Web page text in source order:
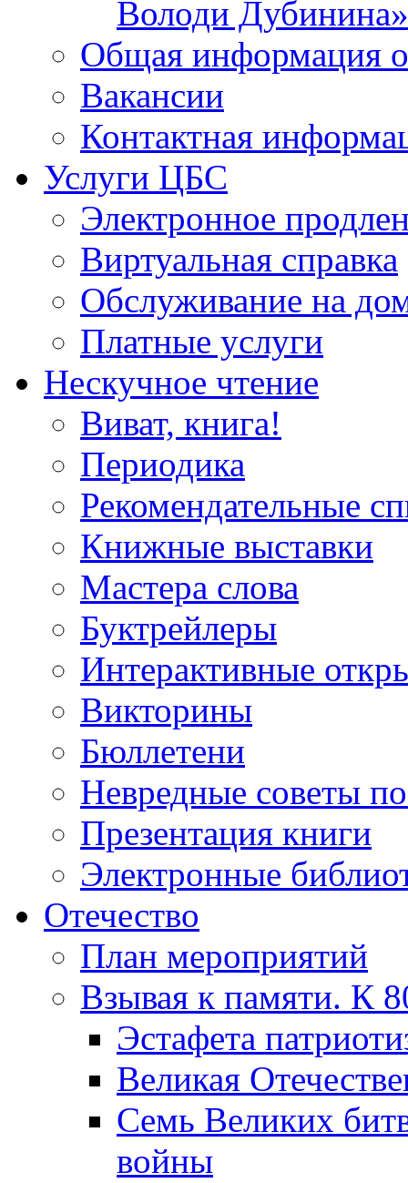
Володи Дубинина»
Общая информация
Вакансии
Контактная
Услуги ЦБС
Электронное
Виртуальная справка
Обслуживание на
Платные услуги
Нескучное чтение
Виват, книга!
Периодика
Рекомендательные
Книжные выставки
Мастера слова
Буктрейлеры
Интерактивные
Викторины
Бюллетени
Невредные советы
Презентация книги
Электронные
Отечество
План мероприятий
Взывая к памяти. К
Эcтафета
Великая
Семь Великих
войны